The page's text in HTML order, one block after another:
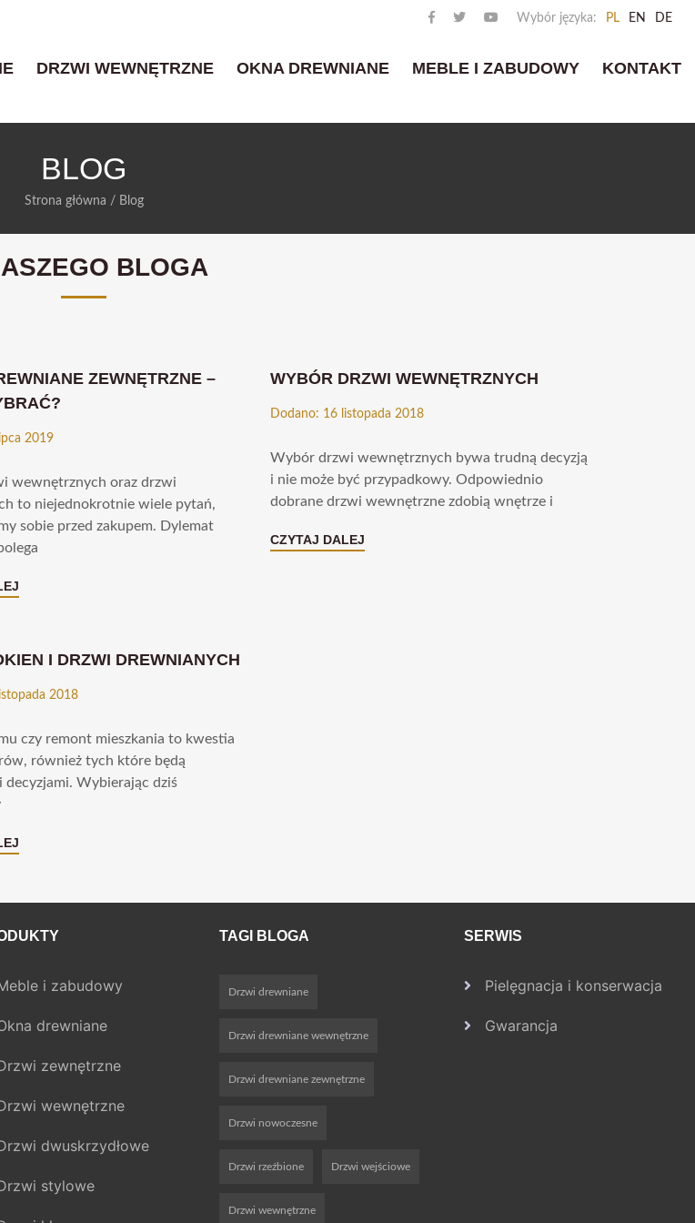
Wybór języka: PL EN DE
DRZWI WEWNĘTRZNE OKNA DREWNIANE MEBLE I ZABUDOWY KONTAKT
BLOG
Strona główna / Blog
BLOGA
ZEWNĘTRZNE –
2019
wewnętrznych oraz drzwi
to niejednokrotnie wiele pytań,
sobie przed zakupem. Dylemat
WYBÓR DRZWI WEWNĘTRZNYCH
Dodano: 16 listopada 2018
Wybór drzwi wewnętrznych bywa trudną decyzją
i nie może być przypadkowy. Odpowiednio
dobrane drzwi wewnętrzne zdobią wnętrze i
CZYTAJ DALEJ
I DRZWI DREWNIANYCH
2018
czy remont mieszkania to kwestia
również tych które będą
Wybierając dziś
i zabudowy
drewniane
zewnętrzne
wewnętrzne
dwuskrzydłowe
stylowe
TAGI BLOGA
Drzwi drewniane
Drzwi drewniane wewnętrzne
Drzwi drewniane zewnętrzne
Drzwi nowoczesne
Drzwi rzeźbione Drzwi wejściowe
Drzwi wewnętrzne
SERWIS
Pielęgnacja i konserwacja
Gwarancja